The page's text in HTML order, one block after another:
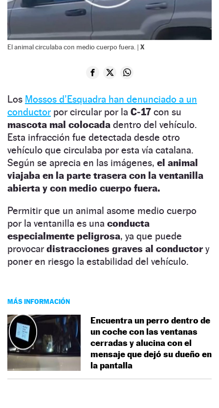
El animal circulaba con medio cuerpo fuera. | X
Los Mossos d’Esquadra han denunciado a un
conductor por circular por la C‑17 con su
mascota mal colocada dentro del vehículo.
Esta infracción fue detectada desde otro
vehículo que circulaba por esta vía catalana.
Según se aprecia en las imágenes, el animal
viajaba en la parte trasera con la ventanilla
abierta y con medio cuerpo fuera.
Permitir que un animal asome medio cuerpo
por la ventanilla es una conducta
especialmente peligrosa, ya que puede
provocar distracciones graves al conductory
poner en riesgo la estabilidad del vehículo.
MÁS INFORMACIÓN
Encuentra un perro dentro de
un coche con las ventanas
cerradas y alucina con el
mensaje que dejó su dueño en
la pantalla